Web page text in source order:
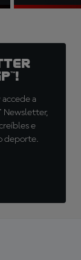
a
Newsletter,
e
deporte.